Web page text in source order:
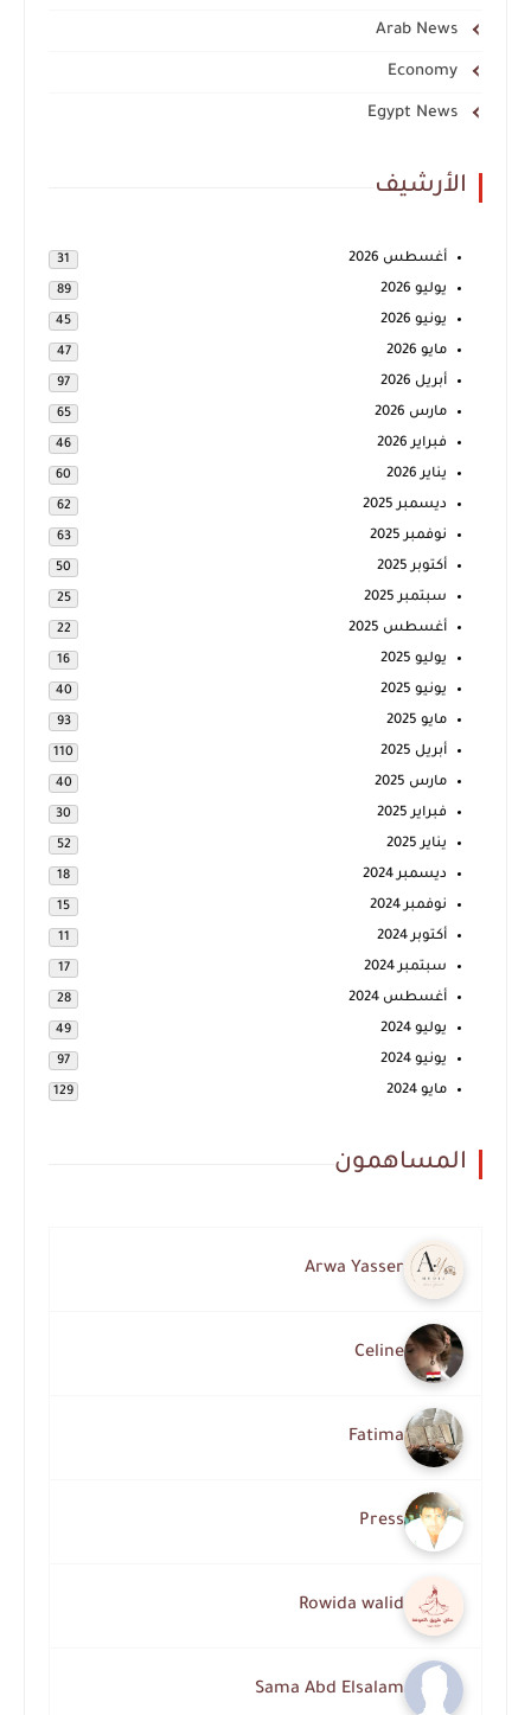
Arab News
Economy
Egypt News
الأرشيف
أغسطس 2026 31
يوليو 2026 89
يونيو 2026 45
مايو 2026 47
أبريل 2026 97
مارس 2026 65
فبراير 2026 46
يناير 2026 60
ديسمبر 2025 62
نوفمبر 2025 63
أكتوبر 2025 50
سبتمبر 2025 25
أغسطس 2025 22
يوليو 2025 16
يونيو 2025 40
مايو 2025 93
أبريل 2025 110
مارس 2025 40
فبراير 2025 30
يناير 2025 52
ديسمبر 2024 18
نوفمبر 2024 15
أكتوبر 2024 11
سبتمبر 2024 17
أغسطس 2024 28
يوليو 2024 49
يونيو 2024 97
مايو 2024 129
المساهمون
Arwa Yasser
Celine
Fatima
Press
Rowida walid
Sama Abd Elsalam